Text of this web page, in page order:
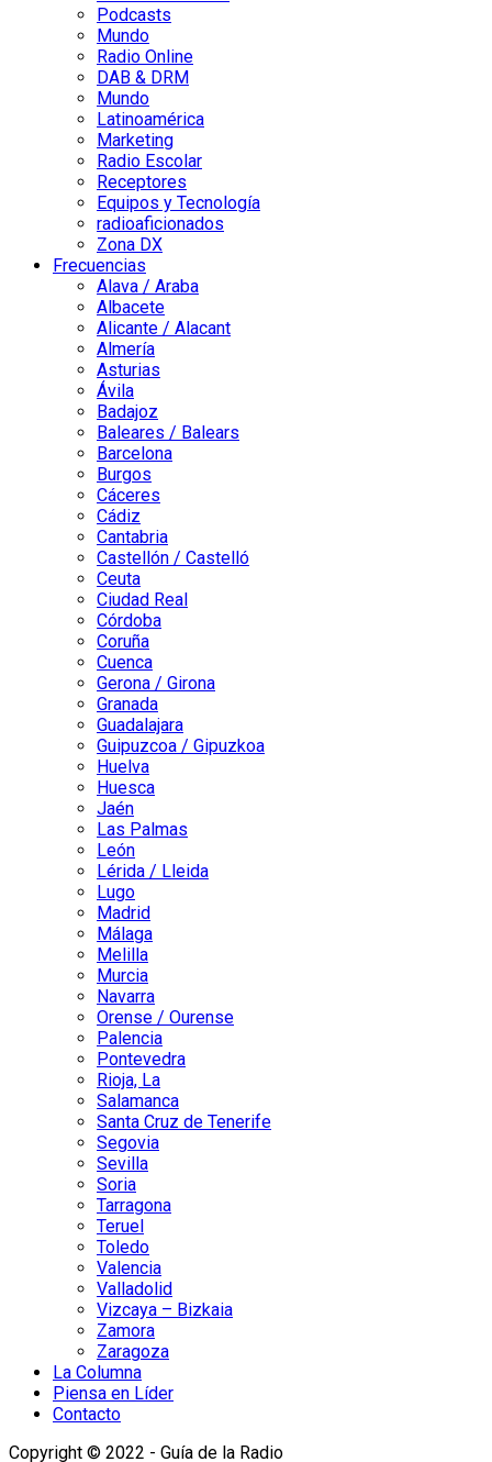
Podcasts
Mundo
Radio Online
DAB & DRM
Mundo
Latinoamérica
Marketing
Radio Escolar
Receptores
Equipos y Tecnología
radioaficionados
Zona DX
Frecuencias
Alava / Araba
Albacete
Alicante / Alacant
Almería
Asturias
Ávila
Badajoz
Baleares / Balears
Barcelona
Burgos
Cáceres
Cádiz
Cantabria
Castellón / Castelló
Ceuta
Ciudad Real
Córdoba
Coruña
Cuenca
Gerona / Girona
Granada
Guadalajara
Guipuzcoa / Gipuzkoa
Huelva
Huesca
Jaén
Las Palmas
León
Lérida / Lleida
Lugo
Madrid
Málaga
Melilla
Murcia
Navarra
Orense / Ourense
Palencia
Pontevedra
Rioja, La
Salamanca
Santa Cruz de Tenerife
Segovia
Sevilla
Soria
Tarragona
Teruel
Toledo
Valencia
Valladolid
Vizcaya – Bizkaia
Zamora
Zaragoza
La Columna
Piensa en Líder
Contacto
Copyright © 2022 - Guía de la Radio